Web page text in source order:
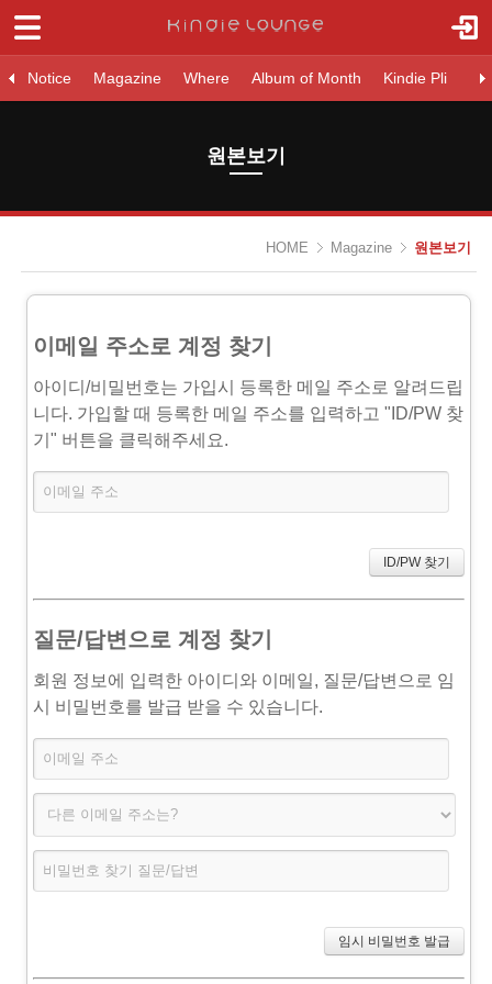
Notice Magazine Where Album of Month Kindie Pli
원본보기
HOME Magazine 원본보기
이메일 주소로 계정 찾기
아이디/비밀번호는 가입시 등록한 메일 주소로 알려드립
니다. 가입할 때 등록한 메일 주소를 입력하고 "ID/PW 찾
기" 버튼을 클릭해주세요.
질문/답변으로 계정 찾기
회원 정보에 입력한 아이디와 이메일, 질문/답변으로 임
시 비밀번호를 발급 받을 수 있습니다.
로그인
Notice
- 커버 아티스트
Where
Album of Month
Kindie Pli
New Release
K-Indie Chart